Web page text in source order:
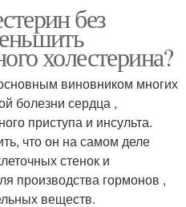
без
холестерина?
виновником многих
болезни сердца ,
приступа и инсульта.
что он на самом деле
стенок и
производства гормонов ,
веществ.